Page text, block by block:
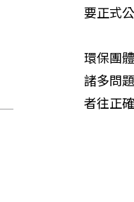
要正式
環保團
諸多問
者往正